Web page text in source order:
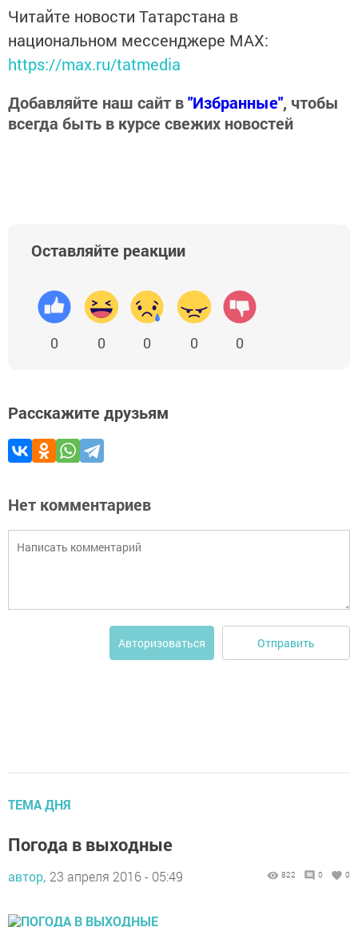
Читайте новости Татарстана в
национальном мессенджере MАХ:
https://max.ru/tatmedia
Добавляйте наш сайт в"Избранные", чтобы
всегда быть в курсе свежих новостей
Оставляйте реакции
0 0 0 0 0
Расскажите друзьям
Нет комментариев
Авторизоваться Отправить
ТЕМА ДНЯ
Погода в выходные
автор, 23 апреля 2016 - 05:49 822 0 0